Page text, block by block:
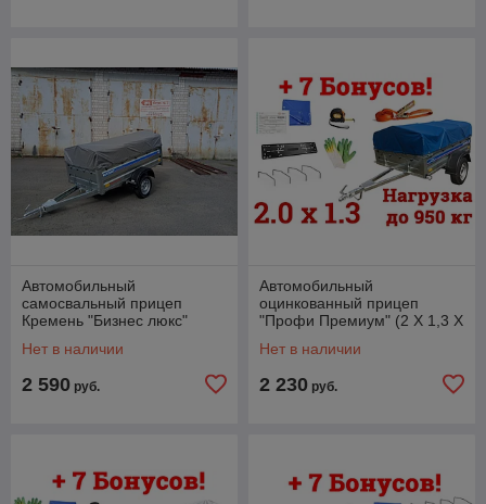
Автомобильный
самосвальный прицеп
Кремень "Бизнес люкс"
КГ) + 7 БОНУСОВ
Нет в наличии
2 590 руб.
Автомобильный
оцинкованный прицеп
"Профи Премиум" (2 Х 1,3 Х
БОНУСОВ
Нет в наличии
2 230 руб.